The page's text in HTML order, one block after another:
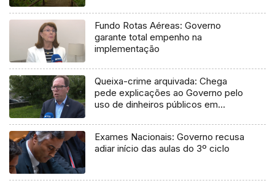
Fundo Rotas Aéreas: Governo
garante total empenho na
implementação
Queixa-crime arquivada: Chega
pede explicações ao Governo pelo
uso de dinheiros públicos em
Exames Nacionais: Governo recusa
adiar início das aulas do 3º ciclo